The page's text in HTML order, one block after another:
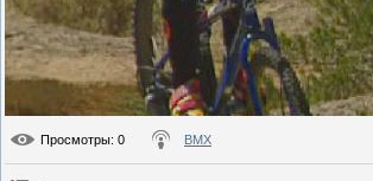
Просмотры: 0 BMX